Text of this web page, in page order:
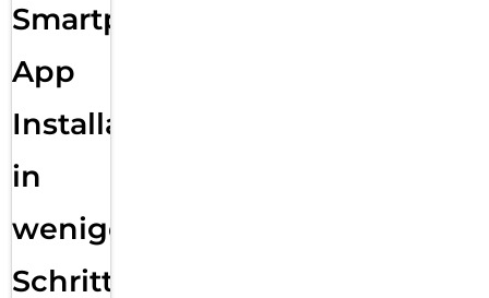
Smartphone
App
Installation
in
wenigen
Schritten